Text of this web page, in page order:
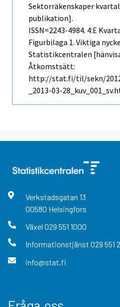
Sektorräkenskaper
publikation].
ISSN=2243-4984. 4:e
Figurbilaga 1. Viktiga
Statistikcentralen
Åtkomstsätt:
http://stat.fi/til/sekn/
_2013-03-
Verkstadsgatan 13
00580 Helsingfors
Växel 029 551 1000
Informationstjänst 029 551
info@stat.fi